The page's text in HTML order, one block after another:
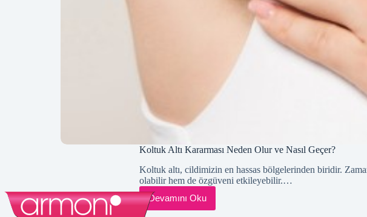
Koltuk Altı Kararması Neden Olur ve Nasıl Geçer?
Koltuk altı, cildimizin en hassas bölgelerinden biridir.
olabilir hem de özgüveni etkileyebilir.…
Devamını Oku
Koltuk
Altı